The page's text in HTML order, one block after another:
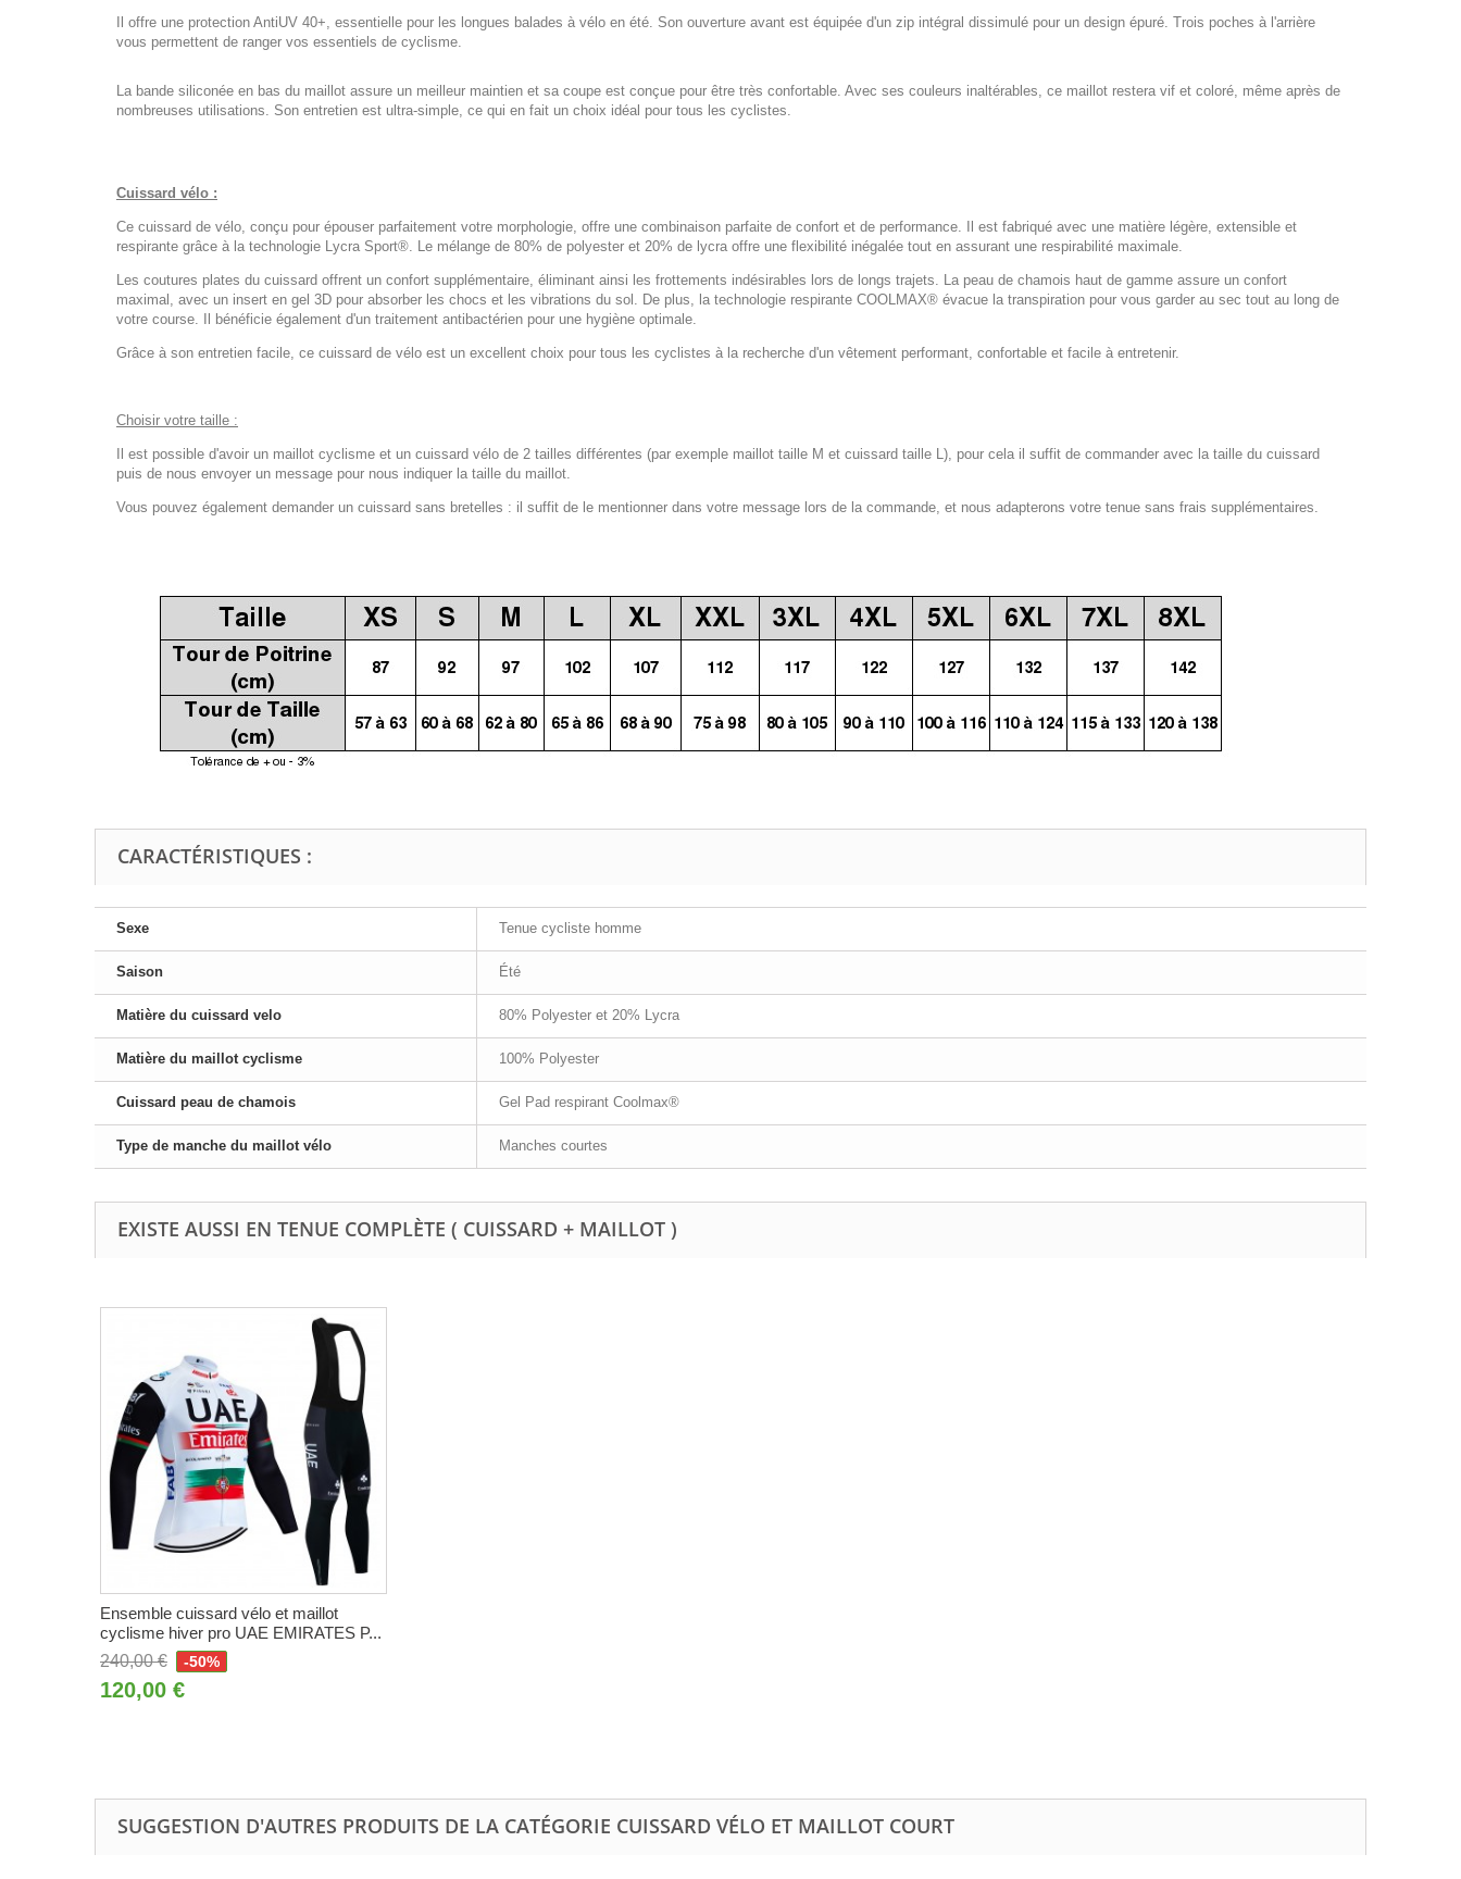
Il offre une protection AntiUV 40+, essentielle pour les longues balades à vélo en été. Son ouverture avant est équipée d'un zip intégral dissimulé pour un design épuré. Trois poches à l'arrière
vous permettent de ranger vos essentiels de cyclisme.
La bande siliconée en bas du maillot assure un meilleur maintien et sa coupe est conçue pour être très confortable. Avec ses couleurs inaltérables, ce maillot restera vif et coloré, même après de
nombreuses utilisations. Son entretien est ultra-simple, ce qui en fait un choix idéal pour tous les cyclistes.
Cuissard vélo :
Ce cuissard de vélo, conçu pour épouser parfaitement votre morphologie, offre une combinaison parfaite de confort et de performance. Il est fabriqué avec une matière légère, extensible et
respirante grâce à la technologie Lycra Sport®. Le mélange de 80% de polyester et 20% de lycra offre une flexibilité inégalée tout en assurant une respirabilité maximale.
Les coutures plates du cuissard offrent un confort supplémentaire, éliminant ainsi les frottements indésirables lors de longs trajets. La peau de chamois haut de gamme assure un confort
maximal, avec un insert en gel 3D pour absorber les chocs et les vibrations du sol. De plus, la technologie respirante COOLMAX® évacue la transpiration pour vous garder au sec tout au long de
votre course. Il bénéficie également d'un traitement antibactérien pour une hygiène optimale.
Grâce à son entretien facile, ce cuissard de vélo est un excellent choix pour tous les cyclistes à la recherche d'un vêtement performant, confortable et facile à entretenir.
Choisir votre taille :
Il est possible d'avoir un maillot cyclisme et un cuissard vélo de 2 tailles différentes (par exemple maillot taille M et cuissard taille L), pour cela il suffit de commander avec la taille du cuissard
puis de nous envoyer un message pour nous indiquer la taille du maillot.
Vous pouvez également demander un cuissard sans bretelles : il suffit de le mentionner dans votre message lors de la commande, et nous adapterons votre tenue sans frais supplémentaires.
CARACTÉRISTIQUES :
Sexe Tenue cycliste homme
Saison Été
Matière du cuissard velo 80% Polyester et 20% Lycra
Matière du maillot cyclisme 100% Polyester
Cuissard peau de chamois Gel Pad respirant Coolmax®
Type de manche du maillot vélo Manches courtes
EXISTE AUSSI EN TENUE COMPLÈTE ( CUISSARD + MAILLOT )
Ensemble cuissard vélo et maillot
cyclisme hiver pro UAE EMIRATES P...
240,00 €
-50%
120,00 €
SUGGESTION D'AUTRES PRODUITS DE LA CATÉGORIE CUISSARD VÉLO ET MAILLOT COURT